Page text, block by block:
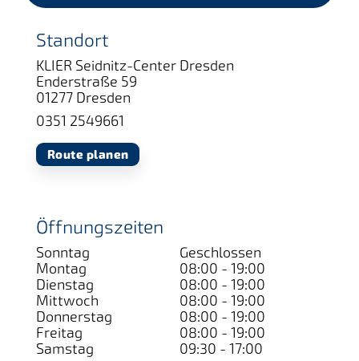
Standort
KLIER Seidnitz-Center Dresden
Enderstraße 59
01277 Dresden
0351 2549661
Route planen
Öffnungszeiten
Sonntag
Geschlossen
Montag
08:00 - 19:00
Dienstag
08:00 - 19:00
Mittwoch
08:00 - 19:00
Donnerstag
08:00 - 19:00
Freitag
08:00 - 19:00
Samstag
09:30 - 17:00